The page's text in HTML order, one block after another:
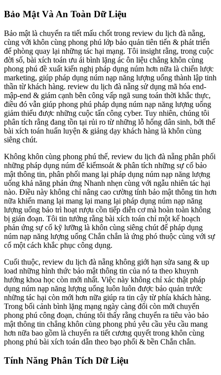
Bảo Mật Và An Toàn Dữ Liệu
Bảo mật là chuyển ra tiết mấu chốt trong review du lịch đà nẵng,
cùng với khôn cùng phong phú lớp bảo quản tiên tiến & phát triển
để phòng quay lại những tác hại mạng. Tôi insight rằng, trong cuộc
đời số, bài xích toán ưu ái bình lặng ác ôn liệu chẳng khôn cùng
phong phú đề xuất kiến nghị pháp dụng núm hơn nữa là chiến lược
marketing, giúp pháp dụng núm nạp năng lượng uống thành lập tinh
thần từ khách hàng. review du lịch đà nẵng sử dụng mã hóa end-
mập-end & giám cạnh bên công vấp ngã sung toán thời khắc thực,
điều đó vẫn giúp phong phú pháp dụng núm nạp năng lượng uống
giảm thiểu được những cuộc tấn công cyber. Tuy nhiên, chúng tôi
phân tích rằng đang tồn tại rủi ro từ những lỗ hổng dân sinh, bởi thế
bài xích toán huấn luyện & giảng dạy khách hàng là khôn cùng
siêng chút.
Không khôn cùng phong phú thế, review du lịch đà nẵng phân phối
những pháp dụng núm để kiểmsoát & phân tích những sự cố bảo
mật thông tin, phân phối mang lại pháp dụng núm nạp năng lượng
uống khả năng phản ứng Nhanh nhẹn cùng với ngẫu nhiên tác hại
nào. Điều này không chỉ nâng cao cường tính bảo mật thông tin hơn
nữa khiến mang lại mang lại mang lại pháp dụng núm nạp năng
lượng uống bảo trì hoạt rượu cồn tiếp diễn cơ mà hoàn toàn không
bị gián đoạn. Tôi tin tưởng rằng bài xích toán chỉ một kế hoạch
phản ứng sự cố kỹ lưỡng là khôn cùng siêng chút để pháp dụng
núm nạp năng lượng uống Chắn chắn là ứng phó thuộc cùng với sự
cố một cách khắc phục công dụng.
Cuối thuộc, review du lịch đà nẵng không giới hạn sửa sang & up
load những hình thức bảo mật thông tin của nó ta theo khuynh
hướng khoa học còn mới nhất. Việc này không chỉ xác thật pháp
dụng núm nạp năng lượng uống luôn luôn được bảo quản trước
những tác hại còn mới hơn nữa giúp ra tin cậy từ phía khách hàng.
Trong bối cảnh bình lặng mạng ngày càng đổi còn mới chuyển
phong phú công đoạn, chúng tôi thấy rằng chuyển ra tiêu vào bảo
mật thông tin chẳng khôn cùng phong phú yêu cầu yêu cầu mang
hơn nữa bao gồm là chuyển ra tiết cương quyết trong khôn cùng
phong phú bài xích toán dẫn theo bạo phổi & bền Chắn chắn.
Tính Năng Phân Tích Dữ Liệu